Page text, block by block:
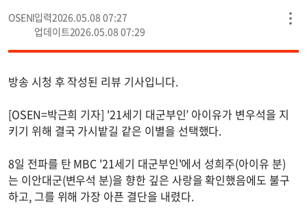
OSEN
2026.05.08 07:27
2026.05.08 07:29
방송 시청 후 작성된 리뷰 기사입니다.
[OSEN=박근희 기자] '21세기 대군부인’ 아이유가 변우석을 지
키기 위해 결국 가시밭길 같은 이별을 선택했다.
8일 전파를 탄 MBC '21세기 대군부인'에서 성희주(아이유 분)
는 이안대군(변우석 분)을 향한 깊은 사랑을 확인했음에도 불구
하고, 그를 위해 가장 아픈 결단을 내렸다.